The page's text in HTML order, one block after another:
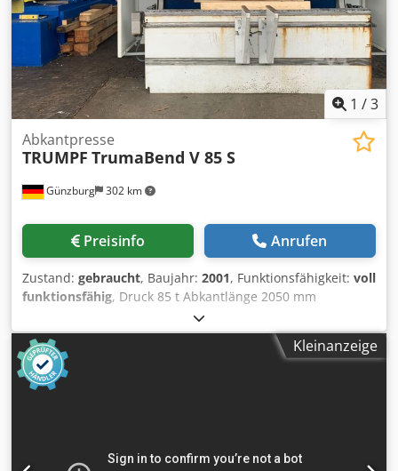
1 /3
Günzburg 302 km
Abkantpresse
TRUMPF TrumaBend V 85 S
Preisinfo Anrufen
Zustand: gebraucht, Baujahr: 2001, Funktionsfähigkeit: voll
funktionsfähig, Druck 85 t Abkantlänge 2050 mm
Ständerweite 1750 mm Steuerung DELEM Hub 215 mm
Ausladung 410 mm Gesamtleistung 13 kW Dcedew Imq
Ropfx Apvsk Gewicht 8.750 kg Maschinenabmessungen
3190 x2100 x 2375 mm
Kleinanzeige